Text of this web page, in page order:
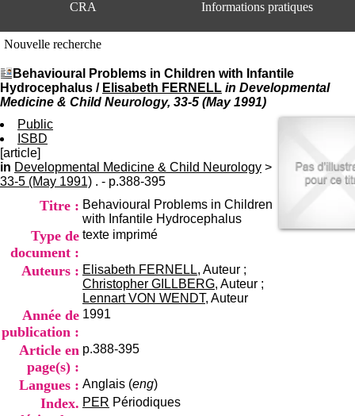
CRA
Informations pratiques
du CRA Rhône-Alpes
Centre Hospitalier le Vinatier
bât 211
95, Bd Pinel
9h00-12h00 13h30-16h00
Fax: +33(0)4 37 91 54 37
Mail
Nouvelle recherche
Behavioural Problems in Children with Infantile
Hydrocephalus / Elisabeth FERNELL in Developmental
Medicine & Child Neurology, 33-5 (May 1991)
Public
ISBD
[article]
in Developmental Medicine & Child Neurology >
33-5 (May 1991) . - p.388-395
Titre : Behavioural Problems in Children
with Infantile Hydrocephalus
Type de
document :
texte imprimé
Auteurs : Elisabeth FERNELL, Auteur ;
Christopher GILLBERG, Auteur ;
Lennart VON WENDT, Auteur
Année de
publication :
1991
Article en
page(s) :
p.388-395
Langues : Anglais (eng)
Index. PER Périodiques
n
f
o
t
i
n
e
t
e
D
o
c
e
t
a
t